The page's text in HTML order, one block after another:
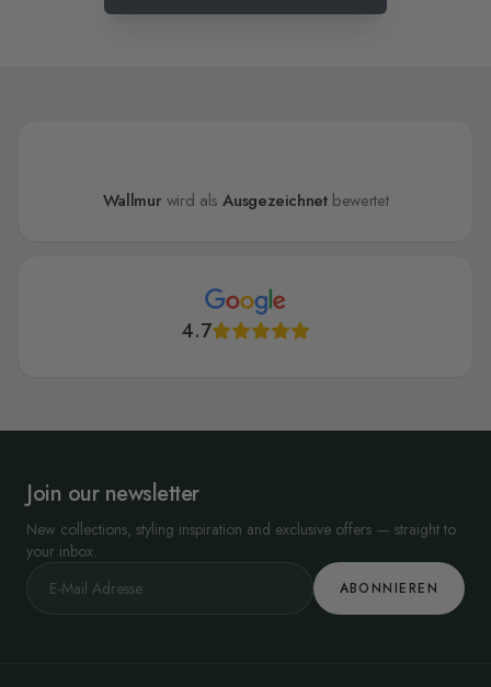
Wallmur wird alsAusgezeichnetbewertet
4.7
Join our newsletter
New collections, styling inspiration and exclusive offers — straight to
your inbox.
ABONNIEREN